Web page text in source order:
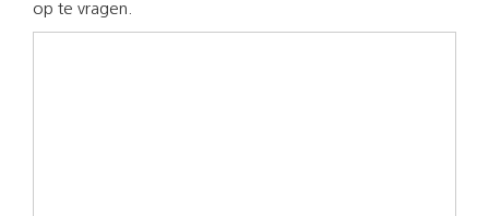
op te vragen.